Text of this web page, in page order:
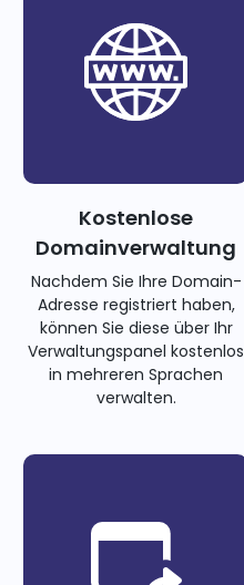
Kostenlose
Domainverwaltung
Nachdem Sie Ihre Domain-
Adresse registriert haben,
können Sie diese über Ihr
Verwaltungspanel kostenlos
in mehreren Sprachen
verwalten.